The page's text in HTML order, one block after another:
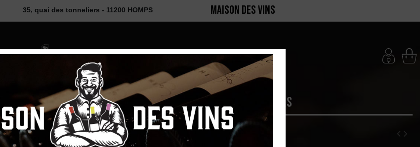
35, quai des tonneliers - 11200 HOMPS MAISON DES VINS
SELECTION
2026
COUP DE ❤ DÉCOUVERTE PRODUCTEURS